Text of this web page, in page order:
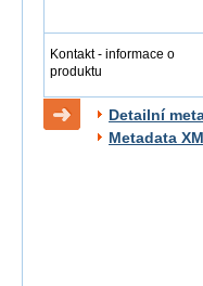
Kontakt - informace o
produktu
Detailní
Metadata